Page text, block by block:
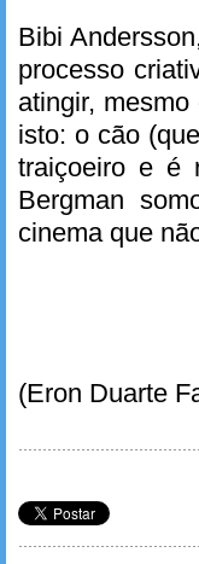
Bibi
processo
atingir,
isto: o cão
traiçoeiro e é
Bergman
cinema que
(Eron Duarte